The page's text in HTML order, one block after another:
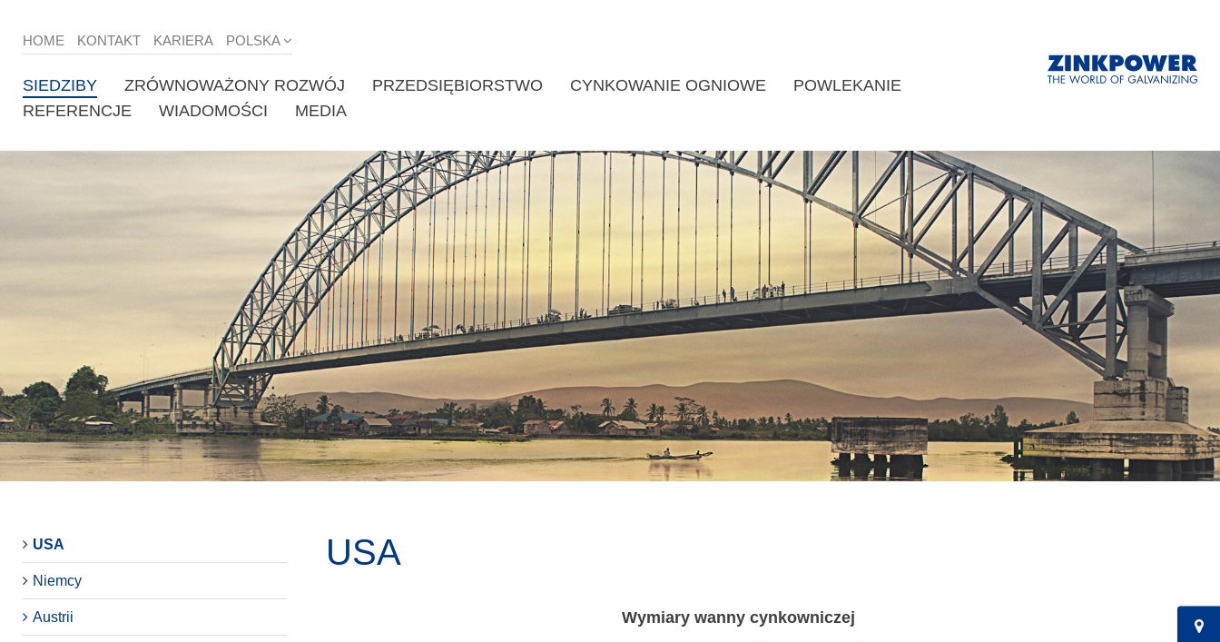
HOME KONTAKT KARIERA POLSKA
SIEDZIBY ZRÓWNOWAŻONY ROZWÓJ PRZEDSIĘBIORSTWO CYNKOWANIE OGNIOWE
POWLEKANIE
REFERENCJE
WIADOMOŚCI MEDIA
USA
Niemcy
Austrii
USA
Wymiary wanny cynkowniczej